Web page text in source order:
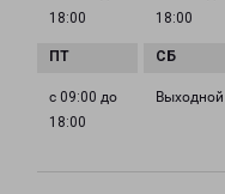
18:00
18:00
с 09:00 до
18:00
Выходной